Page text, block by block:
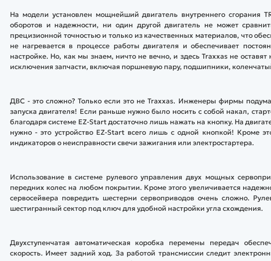
На модели установлен мощнейший двигатель внутреннего сгорания
оборотов и надежности, ни один другой двигатель не может
прецизионной точностью и только из качественных материалов, что
не нагревается в процессе работы двигателя и обеспечивает
настройке. Но, как мы знаем, ничто не вечно, и здесь Traxxas не
исключения запчасти, включая поршневую пару, подшипники,
ДВС - это сложно? Только если это не Traxxas. Инженеры фирмы
запуска двигателя! Если раньше нужно было носить с собой накал,
благодаря системе EZ-Start достаточно лишь нажать на кнопку. На
нужно - это устройство EZ-Start всего лишь с одной кнопкой! Кроме
индикаторов о неисправности свечи зажигания или электростартера.
Использование в системе рулевого управления двух мощных
передних колес на любом покрытии. Кроме этого увеличивается
сервосейвера повредить шестерни сервоприводов очень сложно.
шестигранный сектор под ключ для удобной настройки угла схождения.
Двухступенчатая автоматическая коробка перемены передач
скорость. Имеет задний ход. За работой трансмиссии следит